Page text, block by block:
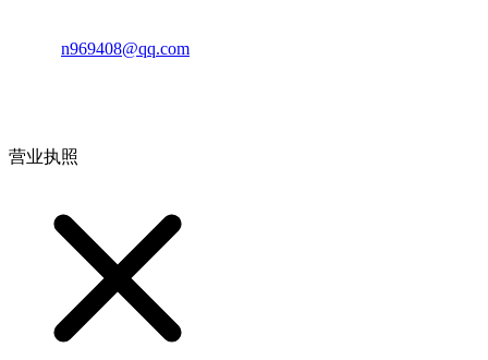
n969408@qq.com
营业执照